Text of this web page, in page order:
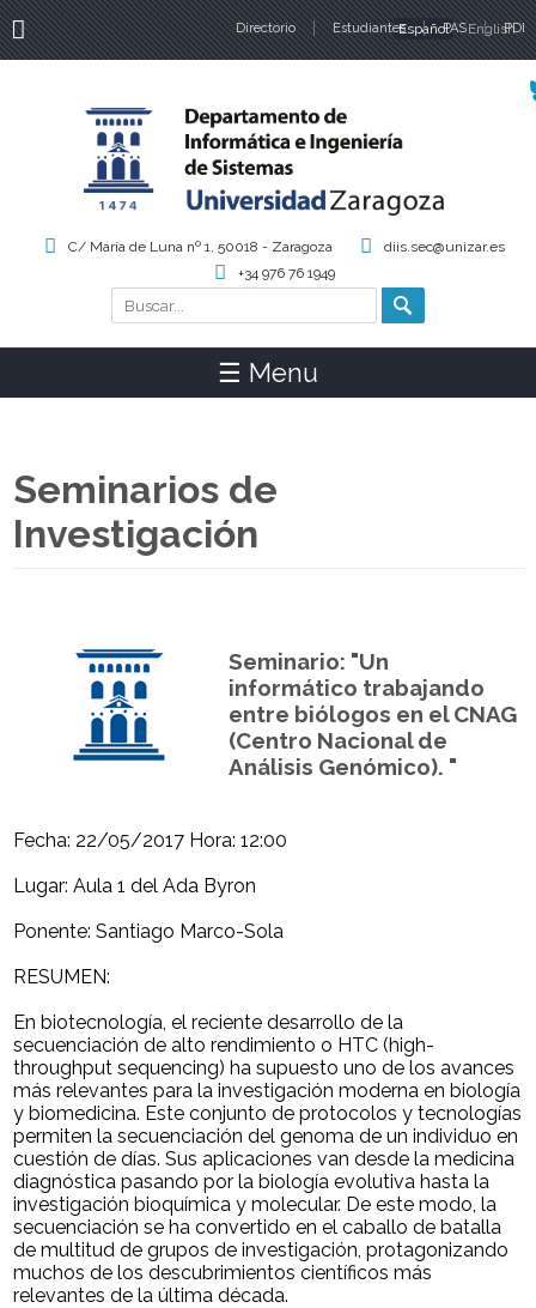
Directorio Estudiantes PAS PDI
Idiomas
Español English
Formulario de búsqueda
Buscar
C/ María de Luna nº 1, 50018 - Zaragoza
diis.sec@unizar.es
+34 976 76 1949
☰ Menu
Seminarios de
Investigación
Seminario: "Un
informático trabajando
entre biólogos en el CNAG
(Centro Nacional de
Análisis Genómico). "
Fecha: 22/05/2017 Hora: 12:00
Lugar: Aula 1 del Ada Byron
Ponente: Santiago Marco-Sola
RESUMEN:
En biotecnología, el reciente desarrollo de la
secuenciación de alto rendimiento o HTC (high-
throughput sequencing) ha supuesto uno de los avances
más relevantes para la investigación moderna en biología
y biomedicina. Este conjunto de protocolos y tecnologías
permiten la secuenciación del genoma de un individuo en
cuestión de días. Sus aplicaciones van desde la medicina
diagnóstica pasando por la biología evolutiva hasta la
investigación bioquímica y molecular. De este modo, la
secuenciación se ha convertido en el caballo de batalla
de multitud de grupos de investigación, protagonizando
muchos de los descubrimientos científicos más
relevantes de la última década.